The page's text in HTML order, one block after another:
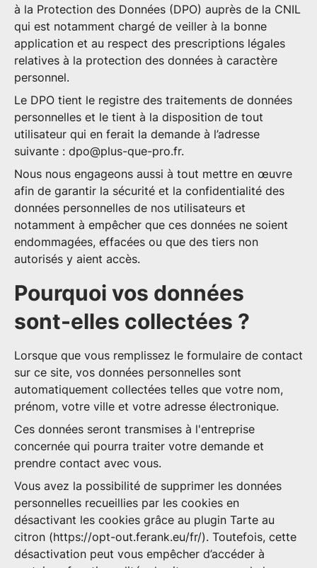
à la Protection des Données (DPO) auprès de la CNIL
qui est notamment chargé de veiller à la bonne
application et au respect des prescriptions légales
relatives à la protection des données à caractère
personnel.
Le DPO tient le registre des traitements de données
personnelles et le tient à la disposition de tout
utilisateur qui en ferait la demande à l’adresse
suivante : dpo@plus-que-pro.fr.
Nous nous engageons aussi à tout mettre en œuvre
afin de garantir la sécurité et la confidentialité des
données personnelles de nos utilisateurs et
notamment à empêcher que ces données ne soient
endommagées, effacées ou que des tiers non
autorisés y aient accès.
Pourquoi vos données
sont-elles collectées ?
Lorsque que vous remplissez le formulaire de contact
sur ce site, vos données personnelles sont
automatiquement collectées telles que votre nom,
prénom, votre ville et votre adresse électronique.
Ces données seront transmises à l'entreprise
concernée qui pourra traiter votre demande et
prendre contact avec vous.
Vous avez la possibilité de supprimer les données
personnelles recueillies par les cookies en
désactivant les cookies grâce au plugin Tarte au
citron (https://opt-out.ferank.eu/fr/). Toutefois, cette
désactivation peut vous empêcher d’accéder à